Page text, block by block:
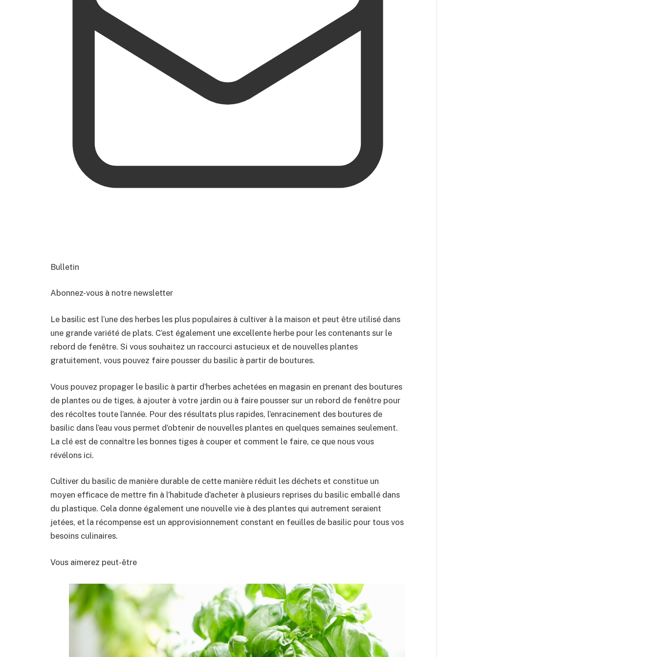
Bulletin
Abonnez-vous à notre newsletter
Le basilic est l’une des herbes les plus populaires à cultiver à la maison et peut être utilisé dans
une grande variété de plats. C’est également une excellente herbe pour les contenants sur le
rebord de fenêtre. Si vous souhaitez un raccourci astucieux et de nouvelles plantes
gratuitement, vous pouvez faire pousser du basilic à partir de boutures.
Vous pouvez propager le basilic à partir d’herbes achetées en magasin en prenant des boutures
de plantes ou de tiges, à ajouter à votre jardin ou à faire pousser sur un rebord de fenêtre pour
des récoltes toute l’année. Pour des résultats plus rapides, l’enracinement des boutures de
basilic dans l’eau vous permet d’obtenir de nouvelles plantes en quelques semaines seulement.
La clé est de connaître les bonnes tiges à couper et comment le faire, ce que nous vous
révélons ici.
Cultiver du basilic de manière durable de cette manière réduit les déchets et constitue un
moyen efficace de mettre fin à l’habitude d’acheter à plusieurs reprises du basilic emballé dans
du plastique. Cela donne également une nouvelle vie à des plantes qui autrement seraient
jetées, et la récompense est un approvisionnement constant en feuilles de basilic pour tous vos
besoins culinaires.
Vous aimerez peut-être